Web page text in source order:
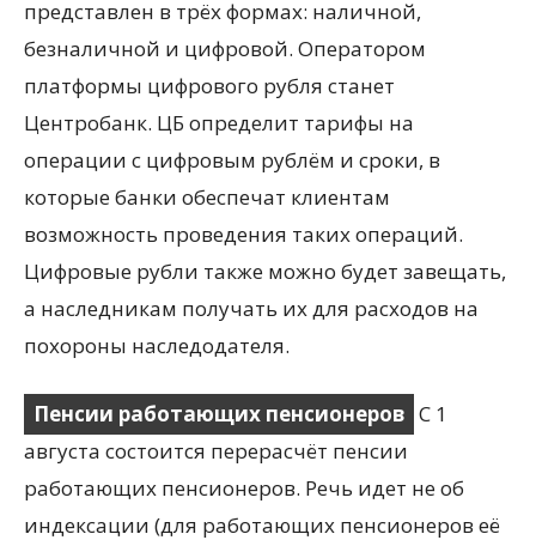
представлен в трёх формах: наличной,
безналичной и цифровой. Оператором
платформы цифрового рубля станет
Центробанк. ЦБ определит тарифы на
операции с цифровым рублём и сроки, в
которые банки обеспечат клиентам
возможность проведения таких операций.
Цифровые рубли также можно будет завещать,
а наследникам получать их для расходов на
похороны наследодателя.
Пенсии работающих пенсионеров С 1
августа состоится перерасчёт пенсии
работающих пенсионеров. Речь идет не об
индексации (для работающих пенсионеров её